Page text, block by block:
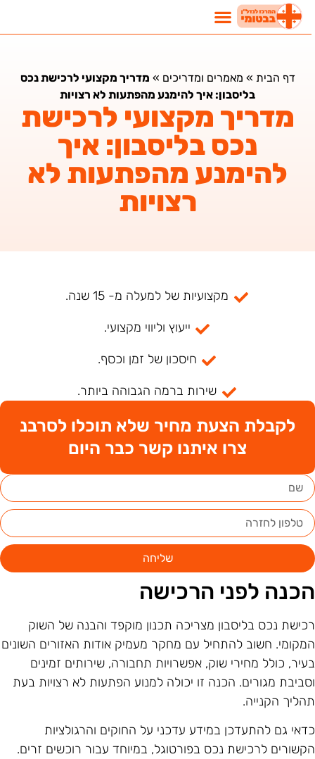
דף הבית»מאמרים ומדריכים»מדריך מקצועי לרכישת נכס
בליסבון: איך להימנע מהפתעות לא רצויות
מדריך מקצועי לרכישת
נכס בליסבון: איך
להימנע מהפתעות לא
רצויות
מקצועיות של למעלה מ- 15 שנה.
ייעוץ וליווי מקצועי.
חיסכון של זמן וכסף.
שירות ברמה הגבוהה ביותר.
לקבלת הצעת מחיר שלא תוכלו לסרבנ
צרו איתנו קשר כבר היום
שליחה
לפני הרכישה
נכס בליסבון מצריכה תכנון מוקפד והבנה של השוק
חשוב להתחיל עם מחקר מעמיק אודות האזורים השונים
כולל מחירי שוק, אפשרויות תחבורה, שירותים זמינים
מגורים. הכנה זו יכולה למנוע הפתעות לא רצויות בעת
הקנייה.
גם להתעדכן במידע עדכני על החוקים והרגולציות
לרכישת נכס בפורטוגל, במיוחד עבור רוכשים זרים.